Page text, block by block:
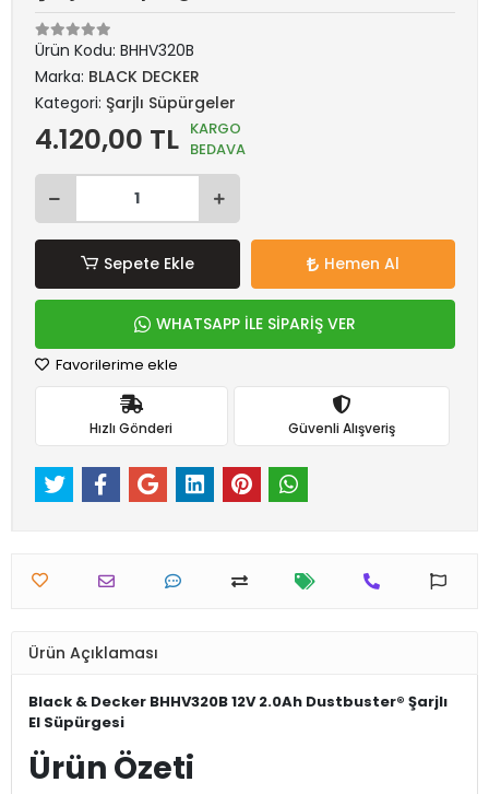
Ürün Kodu: BHHV320B
Marka: BLACK DECKER
Kategori: Şarjlı Süpürgeler
4.120,00 TL KARGO
BEDAVA
Sepete Ekle Hemen Al
WHATSAPP İLE SİPARİŞ VER
Favorilerime ekle
Hızlı Gönderi Güvenli Alışveriş
Ürün Açıklaması
Black & Decker BHHV320B 12V 2.0Ah Dustbuster® Şarjlı
El Süpürgesi
Ürün Özeti